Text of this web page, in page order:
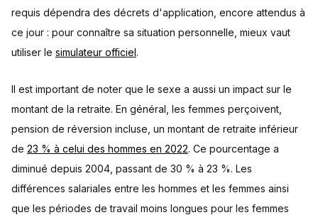
requis dépendra des décrets d'application, encore attendus à
ce jour : pour connaître sa situation personnelle, mieux vaut
utiliser le simulateur officiel.
Il est important de noter que le sexe a aussi un impact sur le
montant de la retraite. En général, les femmes perçoivent,
pension de réversion incluse, un montant de retraite inférieur
de 23 % à celui des hommes en 2022. Ce pourcentage a
diminué depuis 2004, passant de 30 % à 23 %. Les
différences salariales entre les hommes et les femmes ainsi
que les périodes de travail moins longues pour les femmes